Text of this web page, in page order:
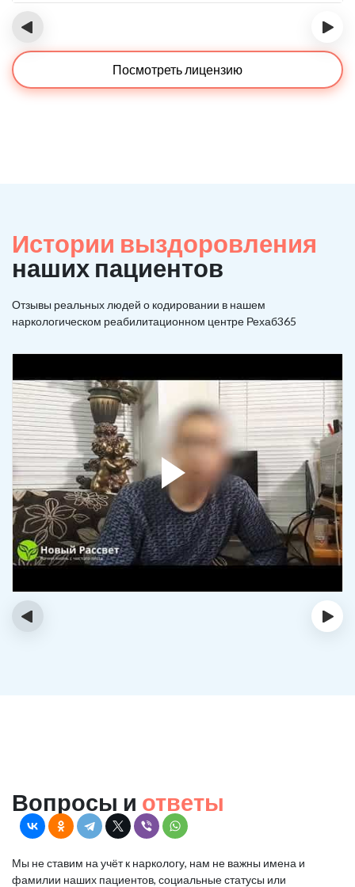
‹ ›
Посмотреть лицензию
Истории выздоровления
наших пациентов
Отзывы реальных людей о кодировании в нашем
наркологическом реабилитационном центре Рехаб365
‹ ›
Вопросы и ответы
Мы не ставим на учёт к наркологу, нам не важны имена и
фамилии наших пациентов, социальные статусы или